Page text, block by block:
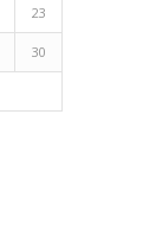
23
30